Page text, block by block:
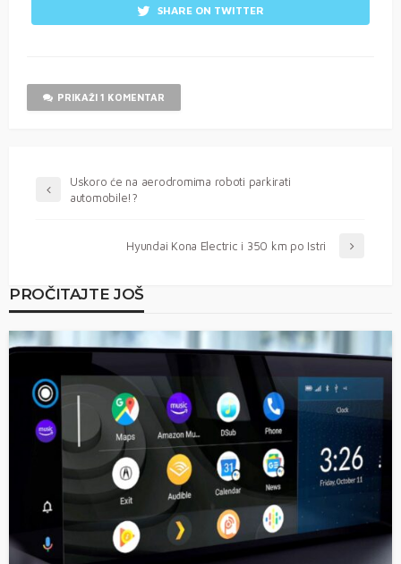
SHARE ON TWITTER
PRIKAŽI 1 KOMENTAR
Uskoro će na aerodromima roboti parkirati
automobile!?
Hyundai Kona Electric i 350 km po Istri
PROČITAJTE JOŠ